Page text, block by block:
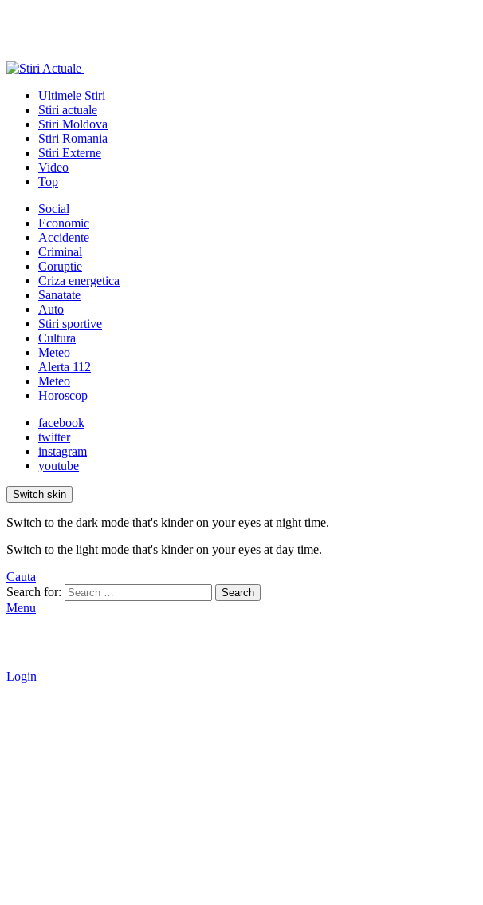
Ultimele Stiri
Stiri actuale
Stiri Moldova
Stiri Romania
Stiri Externe
Video
Top
Social
Economic
Accidente
Criminal
Coruptie
Criza energetica
Sanatate
Auto
Stiri sportive
Cultura
Meteo
Alerta 112
Meteo
Horoscop
facebook
twitter
instagram
youtube
Switch skin
Switch to the dark mode that's kinder on your eyes at night time.
Switch to the light mode that's kinder on your eyes at day time.
Cauta
Search for:
Search
Menu
Login